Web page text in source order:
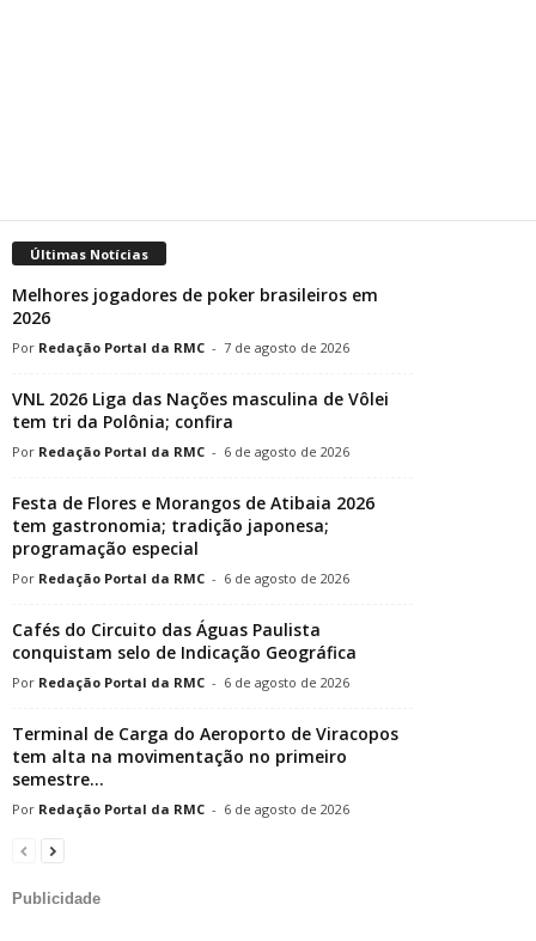
Últimas Notícias
Melhores jogadores de poker brasileiros em
2026
Redação Portal da RMC - 7 de agosto de 2026
VNL 2026 Liga das Nações masculina de Vôlei
tem tri da Polônia; confira
Redação Portal da RMC - 6 de agosto de 2026
Festa de Flores e Morangos de Atibaia 2026
tem gastronomia; tradição japonesa;
programação especial
Redação Portal da RMC - 6 de agosto de 2026
Cafés do Circuito das Águas Paulista
conquistam selo de Indicação Geográfica
Redação Portal da RMC - 6 de agosto de 2026
Terminal de Carga do Aeroporto de Viracopos
tem alta na movimentação no primeiro
semestre...
Redação Portal da RMC - 6 de agosto de 2026
Publicidade